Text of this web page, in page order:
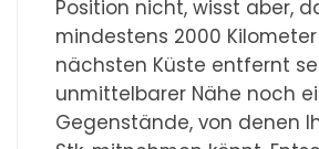
Position nicht, wisst aber,
mindestens 2000
nächsten Küste entfernt
unmittelbarer Nähe noch
Gegenstände, von denen